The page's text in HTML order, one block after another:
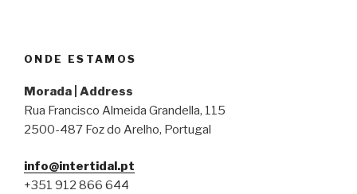
ONDE ESTAMOS
Morada | Address
Rua Francisco Almeida Grandella, 115
2500-487 Foz do Arelho, Portugal
info@intertidal.pt
+351 912 866 644